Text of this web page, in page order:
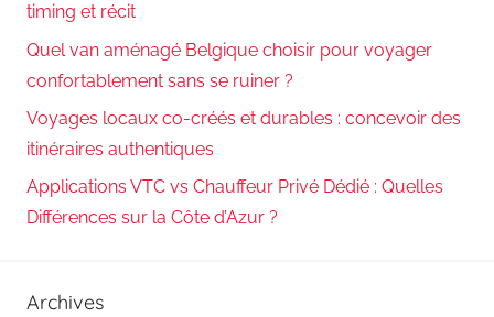
timing et récit
Quel van aménagé Belgique choisir pour voyager
confortablement sans se ruiner ?
Voyages locaux co-créés et durables : concevoir des
itinéraires authentiques
Applications VTC vs Chauffeur Privé Dédié : Quelles
Différences sur la Côte d’Azur ?
Archives